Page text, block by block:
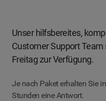
Unser hilfsbereites,
Customer Support
Freitag zur Verfügung.
Je nach Paket erhalten Sie
Stunden eine Antwort.